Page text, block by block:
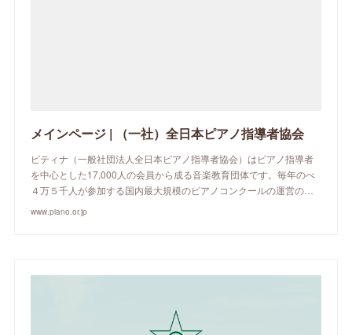
メインページ | （一社）全日本ピアノ指導者協会
ピティナ（一般社団法人全日本ピアノ指導者協会）はピアノ指導者
を中心とした17,000人の会員から成る音楽教育団体です。毎年のべ
４万５千人が参加する国内最大規模のピアノコンクールの運営の…
www.piano.or.jp